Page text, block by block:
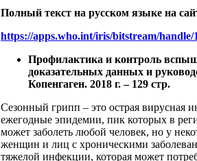
Полный текст на русском языке на
https://apps.who.int/iris/bitstream/
Профилактика и контроль
доказательных данных и
Копенгаген. 2018 г. – 129 стр.
Сезонный грипп – это острая вирусная
ежегодные эпидемии, пик которых в
может заболеть любой человек, но у
женщин и лиц с хроническими
тяжелой инфекции, которая может